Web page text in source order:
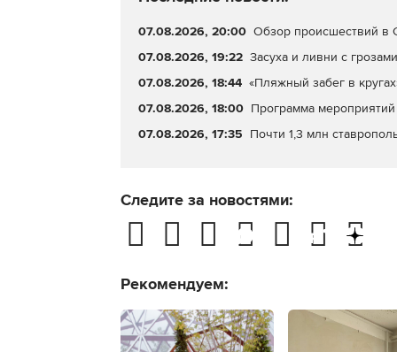
07.08.2026, 20:00 Обзор происшествий в
07.08.2026, 19:22 Засуха и ливни с
07.08.2026, 18:44 «Пляжный забег в
07.08.2026, 18:00 Программа
07.08.2026, 17:35 Почти 1,3 млн
Следите за новостями:
Рекомендуем: